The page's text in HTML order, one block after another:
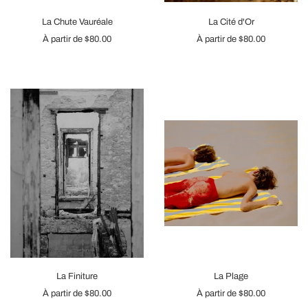
La Chute Vauréale
À partir de $80.00
La Cité d'Or
À partir de $80.00
La Finiture
À partir de $80.00
La Plage
À partir de $80.00